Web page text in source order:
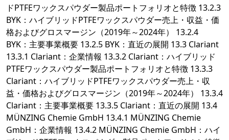
ドPTFEワックスパウダー製品ポートフォリオと特徴 13.2.3
BYK：ハイブリッドPTFEワックスパウダー売上・収益・価
格およびグロスマージン（2019年～2024年） 13.2.4
BYK：主要事業概要 13.2.5 BYK：直近の展開 13.3 Clariant
13.3.1 Clariant：企業情報 13.3.2 Clariant：ハイブリッド
PTFEワックスパウダー製品ポートフォリオと特徴 13.3.3
Clariant：ハイブリッドPTFEワックスパウダー売上・収
益・価格およびグロスマージン（2019年～2024年） 13.3.4
Clariant：主要事業概要 13.3.5 Clariant：直近の展開 13.4
MÜNZING Chemie GmbH 13.4.1 MÜNZING Chemie
GmbH：企業情報 13.4.2 MÜNZING Chemie GmbH：ハイ